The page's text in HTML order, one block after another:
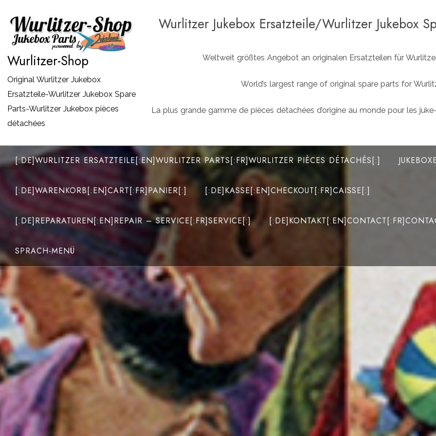
Inhalt
springen
Wurlitzer-Shop
Original Wurlitzer Jukebox
Ersatzteile-Wurlitzer Jukebox Spare
Parts-Wurlitzer Jukebox pièces
détachées
Wurlitzer Jukebox Ersatzteile/Wurlitzer Jukebox
Weltweit größtes Angebot an originalen Ersatzteilen für
World’s largest range of original spare parts for
La plus grande gamme de pièces détachées d’origine au monde pour les
[:DE]WURLITZER ERSATZTEILE[:EN]WURLITZER PARTS[:FR]WURLITZER PIÈCES DÉTACHÉS[:]
[:DE]WARENKORB[:EN]CART[:FR]PANIER[:] [:DE]KASSE[:EN]CHECKOUT[:FR]CAISSE[:]
[:DE]REPARATUREN[:EN]REPAIR – SERVICE[:FR]SERVICE[:]
SPRACH-MENÜ